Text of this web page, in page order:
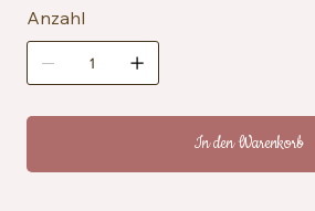
Maschenprobe: ca. 26 Maschen x
cm mit 2,5 mm Nadeln
Zertifizierung: OEKO-TEX®
Pflegehinweise:
Herstellung: Hergestellt aus
Anzahl
In den Warenkorb